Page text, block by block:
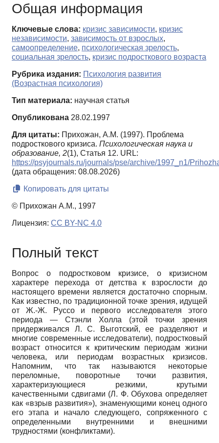
Общая информация
Ключевые слова: кризис зависимости, кризис
независимости, зависимость от взрослых,
самоопределение, психологическая зрелость,
социальная зрелость, кризис подросткового возраста
Рубрика издания: Психология развития
(Возрастная психология)
Тип материала: научная статья
Опубликована 28.02.1997
Для цитаты: Прихожан, А.М. (1997). Проблема
подросткового кризиса. Психологическая наука и
образование, 2(1), Статья 12. URL:
https://psyjournals.ru/journals/pse/archive/1997_n1/
(дата обращения: 08.08.2026)
Копировать для цитаты
© Прихожан А.М., 1997
Лицензия: CC BY-NC 4.0
Полный текст
Вопрос о подростковом кризисе, о кризисном
характере перехода от детства к взрослости до
настоящего времени является достаточно спорным.
Как известно, по традиционной точке зрения, идущей
от Ж.-Ж. Руссо и первого исследователя этого
периода — Стэнли Холла (этой точки зрения
придерживался Л. С. Выготский, ее разделяют и
многие современные исследователи), подростковый
возраст относится к критическим периодам жизни
человека, или периодам возрастных кризисов.
Напомним, что так называются некоторые
переломные, поворотные точки развития,
характеризующиеся резкими, крутыми
качественными сдвигами (Л. Ф. Обухова определяет
как «взрыв развития»), знаменующими конец одного
его этапа и начало следующего, сопряженного с
определенными внутренними и внешними
трудностями (конфликтами).